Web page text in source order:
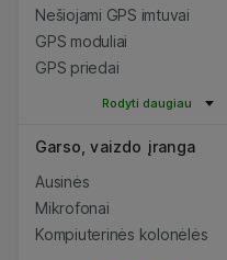
Nešiojami GPS imtuvai
GPS moduliai
GPS priedai
Rodyti daugiau
Garso, vaizdo įranga
Ausinės
Mikrofonai
Kompiuterinės kolonėlės